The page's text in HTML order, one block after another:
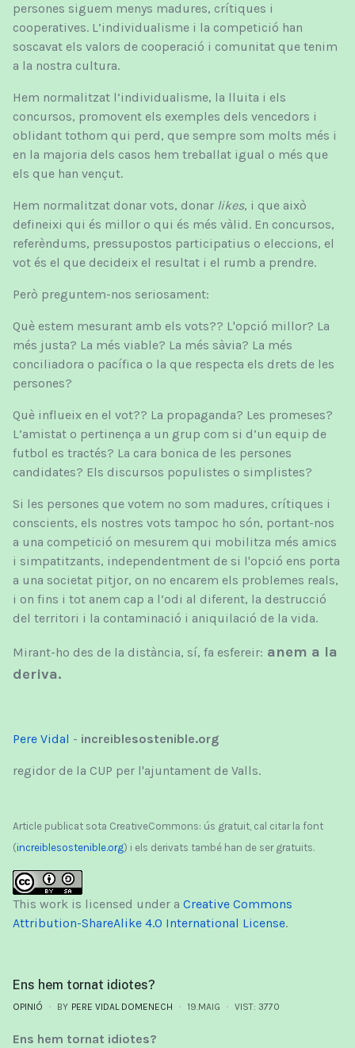
persones siguem menys madures, crítiques i
cooperatives. L’individualisme i la competició han
soscavat els valors de cooperació i comunitat que tenim
a la nostra cultura.
Hem normalitzat l’individualisme, la lluita i els
concursos, promovent els exemples dels vencedors i
oblidant tothom qui perd, que sempre som molts més i
en la majoria dels casos hem treballat igual o més que
els que han vençut.
Hem normalitzat donar vots, donar likes, i que això
defineixi qui és millor o qui és més vàlid. En concursos,
referèndums, pressupostos participatius o eleccions, el
vot és el que decideix el resultat i el rumb a prendre.
Però preguntem-nos seriosament:
Què estem mesurant amb els vots?? L'opció millor? La
més justa? La més viable? La més sàvia? La més
conciliadora o pacífica o la que respecta els drets de les
persones?
Què influeix en el vot?? La propaganda? Les promeses?
L’amistat o pertinença a un grup com si d’un equip de
futbol es tractés? La cara bonica de les persones
candidates? Els discursos populistes o simplistes?
Si les persones que votem no som madures, crítiques i
conscients, els nostres vots tampoc ho són, portant-nos
a una competició on mesurem qui mobilitza més amics
i simpatitzants, independentment de si l'opció ens porta
a una societat pitjor, on no encarem els problemes reals,
i on fins i tot anem cap a l’odi al diferent, la destrucció
del territori i la contaminació i aniquilació de la vida.
Mirant-ho des de la distància, sí, fa esfereir: anem a la
deriva.
Pere Vidal - increiblesostenible.org
regidor de la CUP per l'ajuntament de Valls.
Article publicat sota CreativeCommons: ús gratuit, cal citar la font
(increiblesostenible.org) i els derivats també han de ser gratuits.
This work is licensed under a Creative Commons
Attribution-ShareAlike 4.0 International License.
Ens hem tornat idiotes?
OPINIÓ BY PERE VIDAL DOMENECH 19.MAIG VIST: 3770
Ens hem tornat idiotes?